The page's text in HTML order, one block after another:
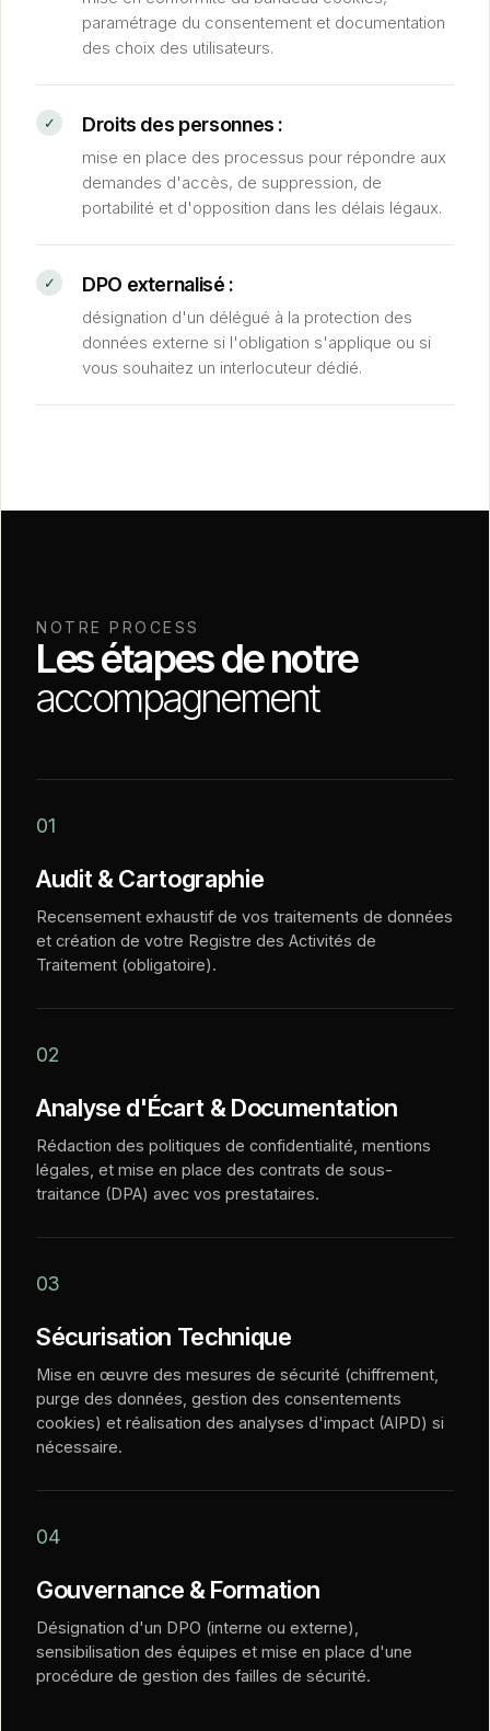
paramétrage du consentement et documentation
des choix des utilisateurs.
Droits des personnes :
mise en place des processus pour répondre aux
demandes d'accès, de suppression, de
portabilité et d'opposition dans les délais légaux.
DPO externalisé :
désignation d'un délégué à la protection des
données externe si l'obligation s'applique ou si
vous souhaitez un interlocuteur dédié.
NOTRE PROCESS
Les étapes de notre
accompagnement
01
Audit & Cartographie
Recensement exhaustif de vos traitements de données
et création de votre Registre des Activités de
Traitement (obligatoire).
02
Analyse d'Écart & Documentation
Rédaction des politiques de confidentialité, mentions
légales, et mise en place des contrats de sous-
traitance (DPA) avec vos prestataires.
03
Sécurisation Technique
Mise en œuvre des mesures de sécurité (chiffrement,
purge des données, gestion des consentements
cookies) et réalisation des analyses d'impact (AIPD) si
nécessaire.
04
Gouvernance & Formation
Désignation d'un DPO (interne ou externe),
sensibilisation des équipes et mise en place d'une
procédure de gestion des failles de sécurité.